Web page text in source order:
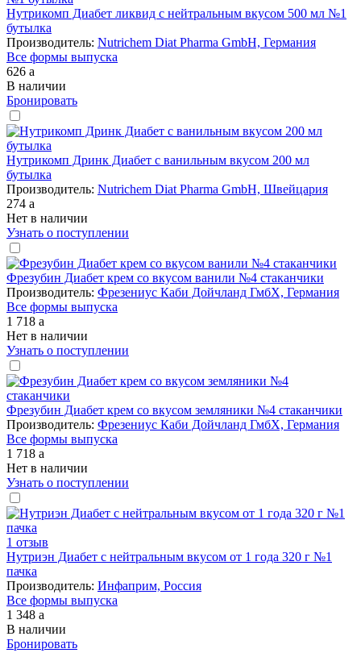
Нутрикомп Диабет ликвид с нейтральным вкусом 500 мл №1
бутылка
Производитель: Nutrichem Diat Pharma GmbH, Германия
Все формы выпуска
626 a
В наличии
Бронировать
Нутрикомп Дринк Диабет с ванильным вкусом 200 мл
бутылка
Производитель: Nutrichem Diat Pharma GmbH, Швейцария
274 a
Нет в наличии
Узнать о поступлении
Фрезубин Диабет крем со вкусом ванили №4 стаканчики
Производитель: Фрезениус Каби Дойчланд ГмбХ, Германия
Все формы выпуска
1 718 a
Нет в наличии
Узнать о поступлении
Фрезубин Диабет крем со вкусом земляники №4 стаканчики
Производитель: Фрезениус Каби Дойчланд ГмбХ, Германия
Все формы выпуска
1 718 a
Нет в наличии
Узнать о поступлении
1 отзыв
Нутриэн Диабет с нейтральным вкусом от 1 года 320 г №1
пачка
Производитель: Инфаприм, Россия
Все формы выпуска
1 348 a
В наличии
Бронировать